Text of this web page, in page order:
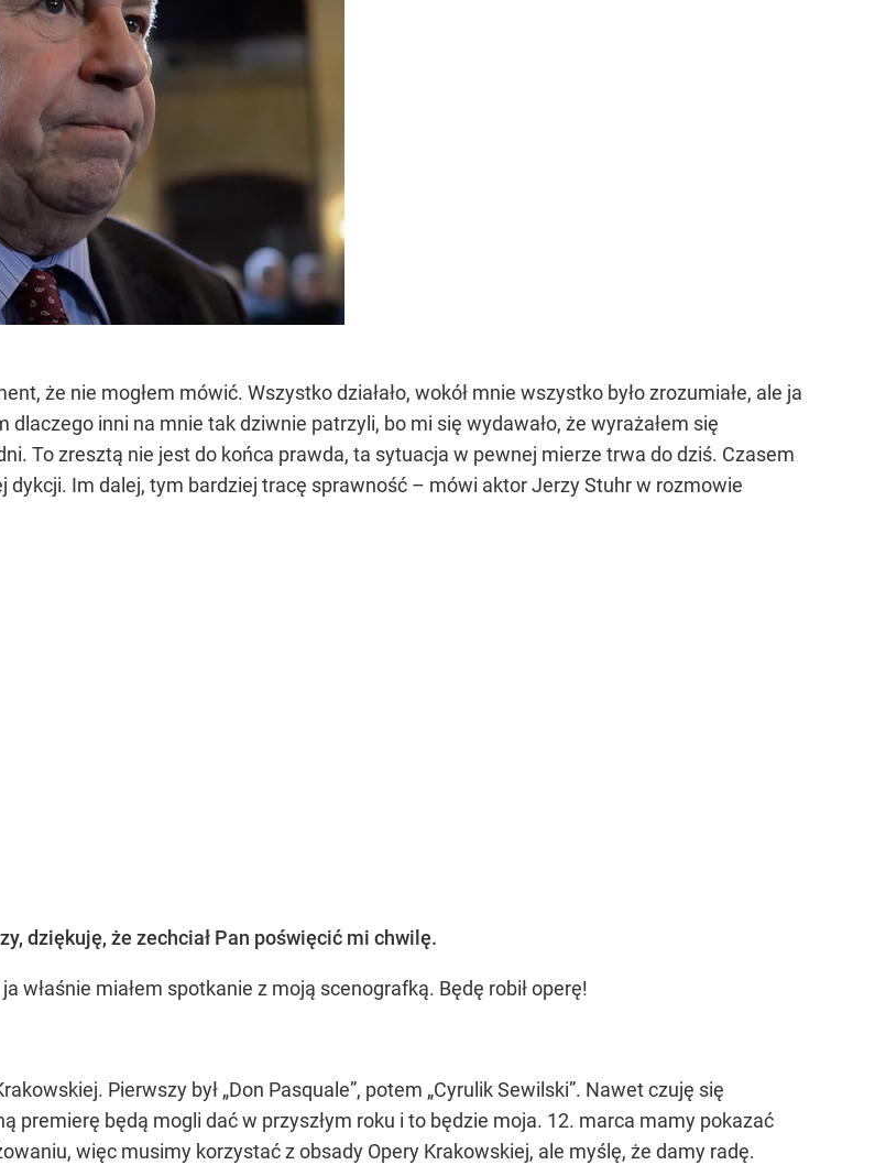
że nie mogłem mówić. Wszystko działało, wokół mnie wszystko było zrozumiałe, ale ja
dlaczego inni na mnie tak dziwnie patrzyli, bo mi się wydawało, że wyrażałem się
To zresztą nie jest do końca prawda, ta sytuacja w pewnej mierze trwa do dziś. Czasem
dykcji. Im dalej, tym bardziej tracę sprawność – mówi aktor Jerzy Stuhr w rozmowie
dziękuję, że zechciał Pan poświęcić mi chwilę.
właśnie miałem spotkanie z moją scenografką. Będę robił operę!
Pierwszy był „Don Pasquale”, potem „Cyrulik Sewilski”. Nawet czuję się
premierę będą mogli dać w przyszłym roku i to będzie moja. 12. marca mamy pokazać
więc musimy korzystać z obsady Opery Krakowskiej, ale myślę, że damy radę.